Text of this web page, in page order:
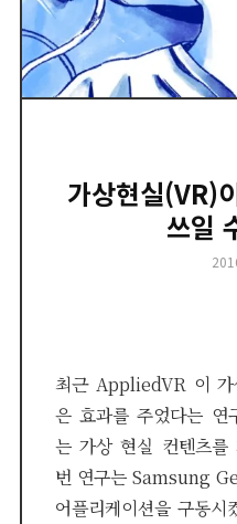
가상현실(VR)
쓰일
최근 AppliedVR 이 가
은 효과를 주었다는 연
는 가상 현실 컨텐츠를
번 연구는 Samsung
어플리케이션을 구동시